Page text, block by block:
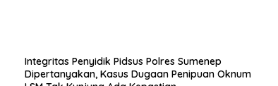
Integritas Penyidik Pidsus Polres Sumenep
Dipertanyakan, Kasus Dugaan Penipuan Oknum